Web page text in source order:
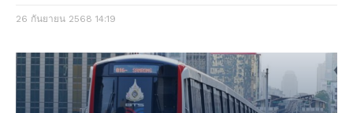
26 กันยายน 2568 14:19